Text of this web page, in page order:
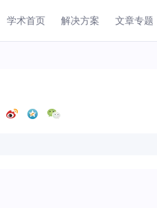
学术首页 解决方案 文章专题